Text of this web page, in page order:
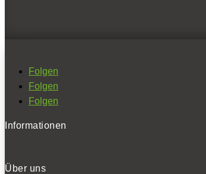
Folgen
Folgen
Folgen
Informationen
Über uns